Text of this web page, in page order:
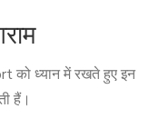
को ध्यान में रखते हुए इन
हैं।